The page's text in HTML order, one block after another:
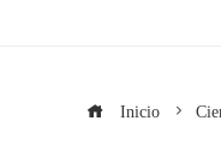
Inicio